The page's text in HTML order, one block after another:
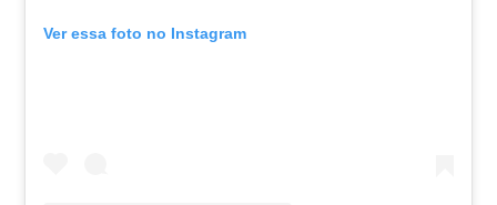
Ver essa foto no Instagram